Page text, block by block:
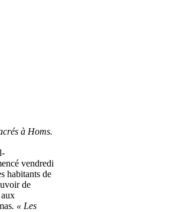
à Homs.
vendredi
habitants de
de
. « Les